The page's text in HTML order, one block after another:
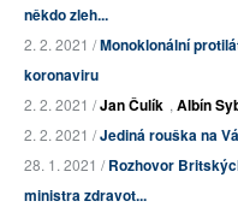
někdo zleh...
2. 2. 2021 /Monoklonální
koronaviru
2. 2. 2021 /Jan Čulík , Albín
2. 2. 2021 /Jediná rouška na
28. 1. 2021 /Rozhovor
ministra zdravot...